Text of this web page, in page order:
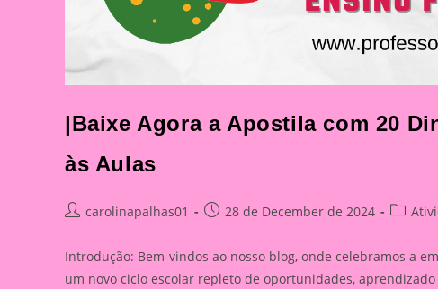
|Baixe Agora a Apostila com 20
às Aulas
Postcarolinapalhas01
Post28 de December de 2024
Post
Introdução: Bem-vindos ao nosso blog, onde celebramos a
um novo ciclo escolar repleto de oportunidades,